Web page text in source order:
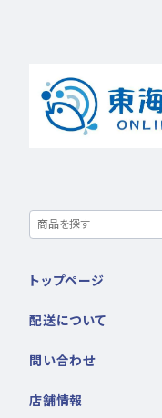
トップページ
配送について
問い合わせ
店舗情報